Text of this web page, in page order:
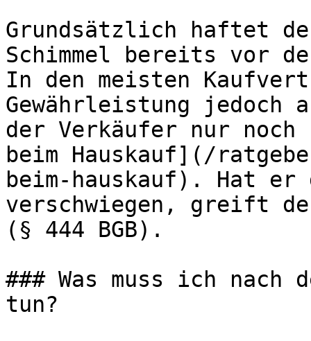
Grundsätzlich haftet
Schimmel bereits vor
In den meisten
Gewährleistung jedoch
der Verkäufer nur
beim Hauskauf](/
beim-hauskauf). Hat er
verschwiegen, greift
(§ 444 BGB).
### Was muss ich nach
tun?